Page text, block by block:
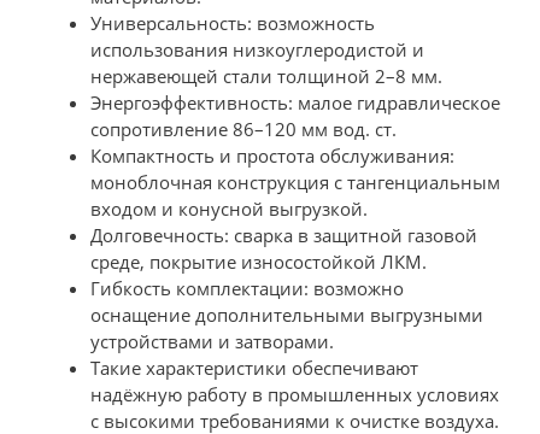
Универсальность: возможность
использования низкоуглеродистой и
нержавеющей стали толщиной 2–8 мм.
Энергоэффективность: малое гидравлическое
сопротивление 86–120 мм вод. ст.
Компактность и простота обслуживания:
моноблочная конструкция с тангенциальным
входом и конусной выгрузкой.
Долговечность: сварка в защитной газовой
среде, покрытие износостойкой ЛКМ.
Гибкость комплектации: возможно
оснащение дополнительными выгрузными
устройствами и затворами.
Такие характеристики обеспечивают
надёжную работу в промышленных условиях
с высокими требованиями к очистке воздуха.